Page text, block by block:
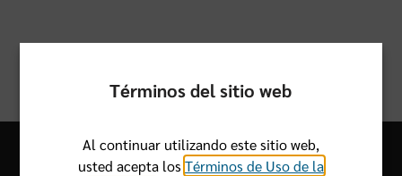
Términos del sitio web
Al continuar utilizando este sitio web,
usted acepta los Términos de Uso de la